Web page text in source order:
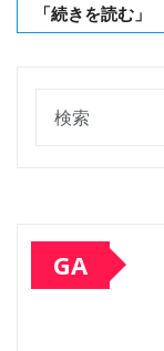
「続きを読む」
GA